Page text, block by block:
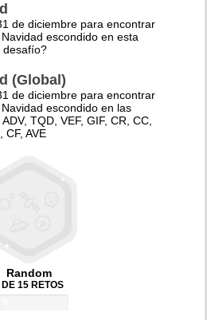
de diciembre para encontrar
escondido en esta
desafío?
(Global)
de diciembre para encontrar
escondido en las
TQD, VEF, GIF, CR, CC,
CF, AVE
Random
15 RETOS